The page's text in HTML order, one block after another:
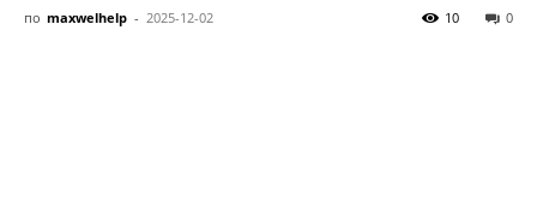
по maxwelhelp - 2025-12-02 0
10